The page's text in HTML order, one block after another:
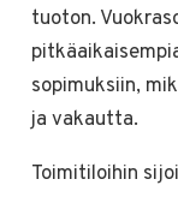
tuoton.
sopimuksiin,
ja vakautta.
Toimitiloihin